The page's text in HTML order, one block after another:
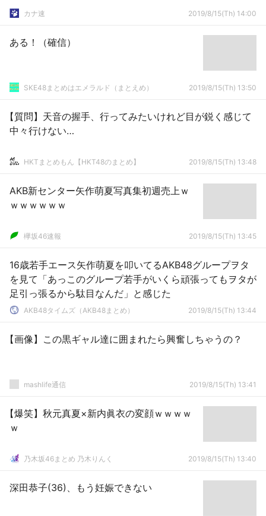
カナ速 2019/8/15(Th) 14:00
ある！（確信）
SKE48まとめはエメラルド（まとえめ） 2019/8/15(Th) 13:50
【質問】天音の握手、行ってみたいけれど目が鋭く感じて
中々行けない…
HKTまとめもん【HKT48のまとめ】 2019/8/15(Th) 13:48
AKB新センター矢作萌夏写真集初週売上ｗ
ｗｗｗｗｗｗ
欅坂46速報 2019/8/15(Th) 13:45
16歳若手エース矢作萌夏を叩いてるAKB48グループヲタ
を見て「あっこのグループ若手がいくら頑張ってもヲタが
足引っ張るから駄目なんだ」と感じた
AKB48タイムズ（AKB48まとめ） 2019/8/15(Th) 13:44
【画像】この黒ギャル達に囲まれたら興奮しちゃうの？
mashlife通信 2019/8/15(Th) 13:41
【爆笑】秋元真夏×新内眞衣の変顔ｗｗｗｗ
ｗ
乃木坂46まとめ 乃木りんく 2019/8/15(Th) 13:40
深田恭子(36)、もう妊娠できない